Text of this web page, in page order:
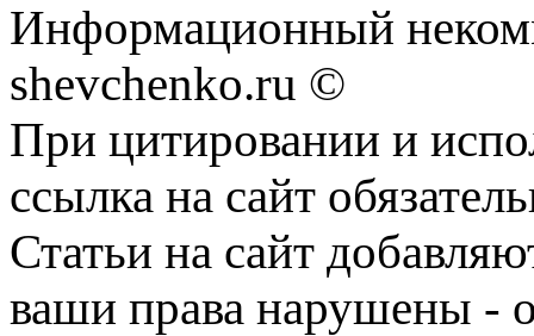
Информационный
shevchenko.ru ©
При цитировании и
ссылка на сайт
Статьи на сайт
ваши права нарушены -